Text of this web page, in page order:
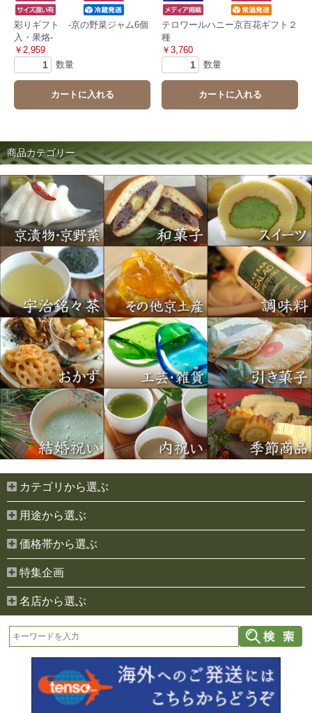
彩りギフト ‐京の野菜ジャム6個
入・果烙‐
￥2,959
数量
カートに入れる
テロワールハニー京百花ギフト２
種
￥3,760
数量
カートに入れる
お買い物を続ける カートへ進む
商品カテゴリー
カテゴリから選ぶ
用途から選ぶ
価格帯から選ぶ
特集企画
名店から選ぶ